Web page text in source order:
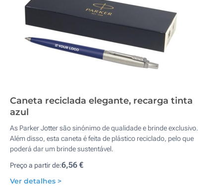
Caneta reciclada elegante, recarga tinta
azul
As Parker Jotter são sinónimo de qualidade e brinde exclusivo.
Além disso, esta caneta é feita de plástico reciclado, pelo que
poderá dar um brinde sustentável.
Preço a partir de:6,56 €
Ver detalhes >